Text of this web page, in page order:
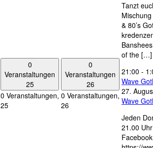
0
Veranstaltungen
25
0 Veranstaltungen,
25
0
Veranstaltungen
26
0 Veranstaltungen,
26
Tanzt
& 80’s
of the […]
21:00 -
Wave
27.
Wave
Jeden
21.00